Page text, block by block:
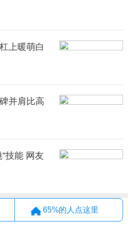
上暖萌白
并肩比高
技能 网友
65%的人点这里